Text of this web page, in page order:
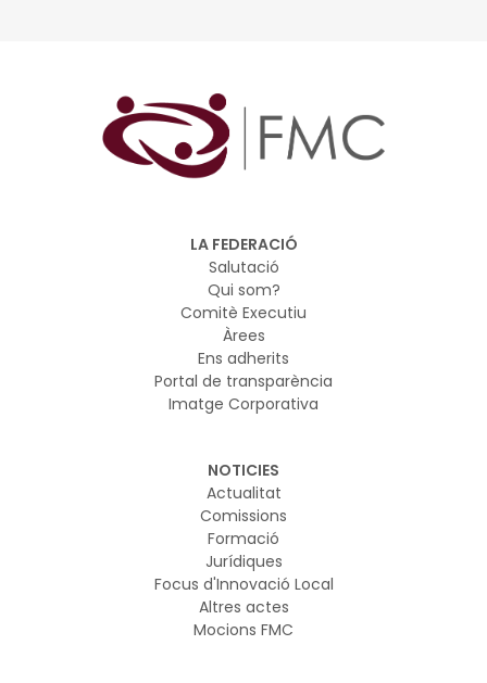
LA FEDERACIÓ
Salutació
Qui som?
Comitè Executiu
Àrees
Ens adherits
Portal de transparència
Imatge Corporativa
NOTICIES
Actualitat
Comissions
Formació
Jurídiques
Focus d'Innovació Local
Altres actes
Mocions FMC